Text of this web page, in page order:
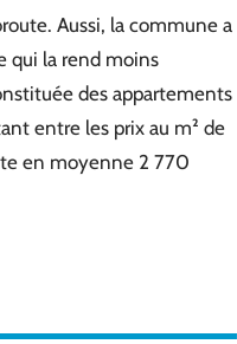
Aussi, la commune a
qui la rend moins
des appartements
entre les prix au m² de
en moyenne 2 770